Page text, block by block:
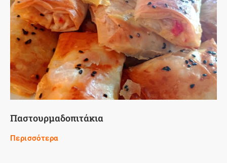
Παστουρμαδοπιτάκια
Περισσότερα